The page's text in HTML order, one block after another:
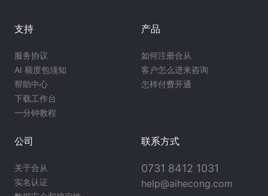
支持
服务协议
AI 额度包须知
帮助中心
下载工作台
一分钟教程
产品
如何注册合从
客户怎么进来咨询
怎样付费开通
公司
关于合从
实名认证
联系方式
0731 8412 1031
help@aihecong.com